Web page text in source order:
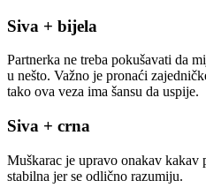
Siva + bijela
Partnerka ne treba pokušavati da
u nešto. Važno je pronaći
tako ova veza ima šansu da uspije.
Siva + crna
Muškarac je upravo onakav kakav
stabilna jer se odlično razumiju.